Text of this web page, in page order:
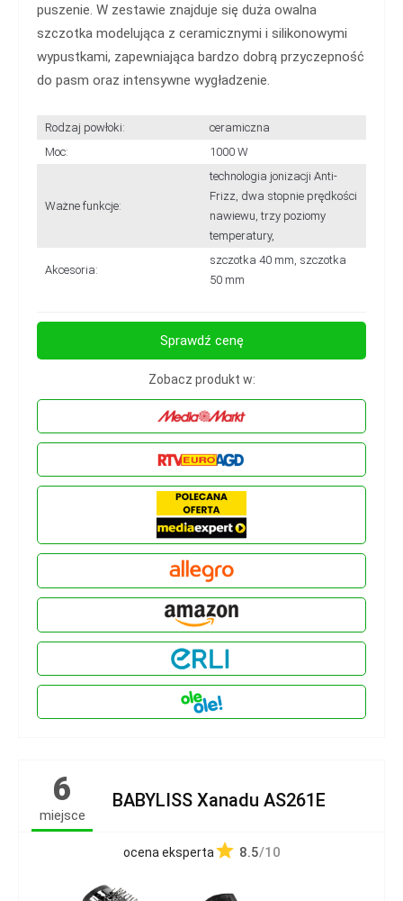
puszenie. W zestawie znajduje się duża owalna
szczotka modelująca z ceramicznymi i silikonowymi
wypustkami, zapewniająca bardzo dobrą przyczepność
do pasm oraz intensywne wygładzenie.
Rodzaj powłoki:
ceramiczna
Moc:
1000 W
Ważne funkcje:
technologia jonizacji Anti-
Frizz, dwa stopnie prędkości
nawiewu, trzy poziomy
temperatury,
Akcesoria:
szczotka 40 mm, szczotka
50 mm
Sprawdź cenę
Zobacz produkt w:
6
miejsce
BABYLISS Xanadu AS261E
ocena eksperta 8.5/10